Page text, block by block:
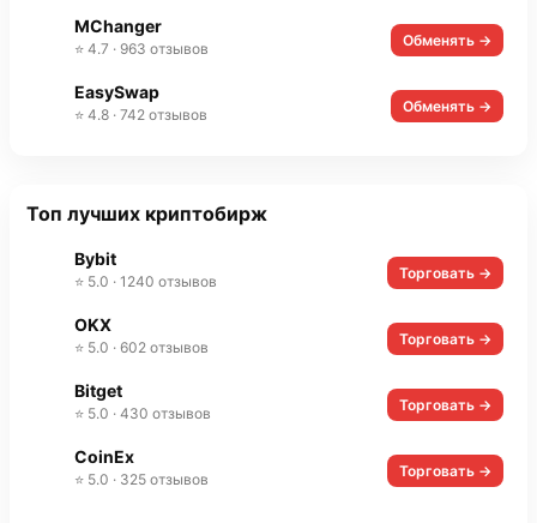
MChanger
⭐ 4.7 · 963 отзывов Обменять →
EasySwap
⭐ 4.8 · 742 отзывов Обменять →
Топ лучших криптобирж
Bybit
⭐ 5.0 · 1240 отзывов Торговать →
OKX
⭐ 5.0 · 602 отзывов Торговать →
Bitget
⭐ 5.0 · 430 отзывов Торговать →
CoinEx
⭐ 5.0 · 325 отзывов Торговать →